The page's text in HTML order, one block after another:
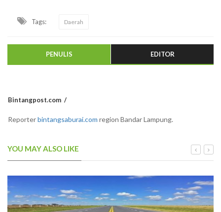
Tags: Daerah
PENULIS EDITOR
Bintangpost.com
Reporterbintangsaburai.com region Bandar Lampung.
YOU MAY ALSO LIKE